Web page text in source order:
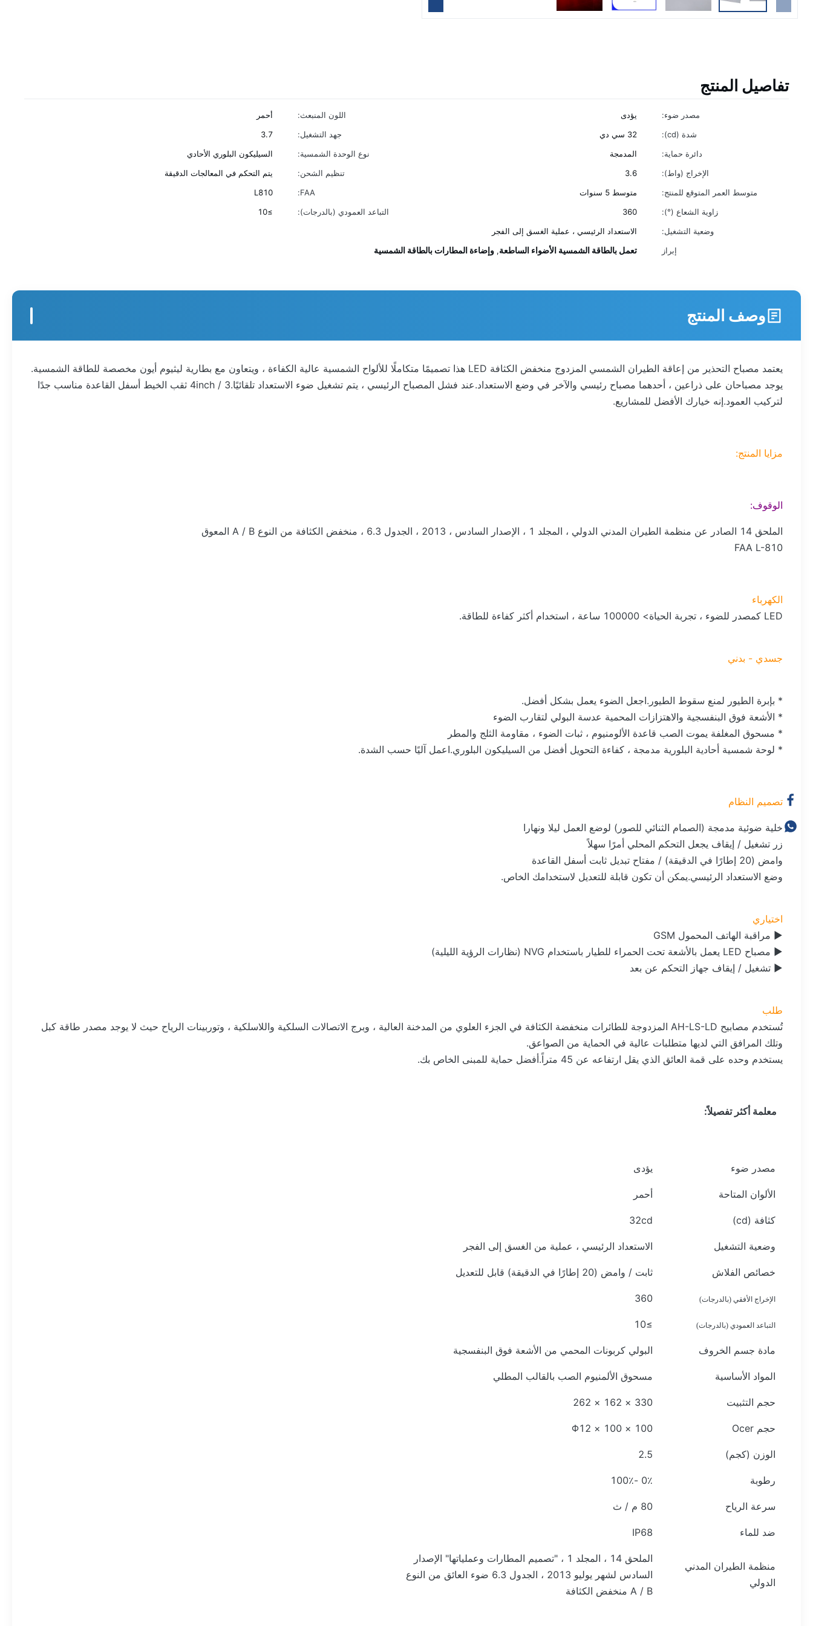
تفاصيل المنتج
مصدر ضوء: يؤدى اللون المنبعث:
أحمر
شدة (cd):
32 سي دي جهد التشغيل:
3.7
دائرة حماية:
المدمجة نوع الوحدة الشمسية:
السيليكون البلوري الأحادي
الإخراج (واط):
3.6 تنظيم الشحن:
يتم التحكم في المعالجات الدقيقة
متوسط ​​العمر المتوقع للمنتج:
متوسط ​​5 سنوات FAA:
L810
زاوية الشعاع (°):
360 التباعد العمودي (بالدرجات):
≥10
وضعية التشغيل:
الاستعداد الرئيسي ، عملية الغسق إلى الفجر
إبراز
تعمل بالطاقة الشمسية الأضواء الساطعة, وإضاءة المطارات بالطاقة الشمسية
وصف المنتج
يعتمد مصباح التحذير من إعاقة الطيران الشمسي المزدوج منخفض الكثافة LED هذا تصميمًا متكاملًا للألواح الشمسية عالية الكفاءة ، ويتعاون مع بطارية ليثيوم أيون مخصصة للطاقة الشمسية.
يوجد مصباحان على ذراعين ، أحدهما مصباح رئيسي والآخر في وضع الاستعداد.عند فشل المصباح الرئيسي ، يتم تشغيل ضوء الاستعداد تلقائيًا.3 / 4inch ثقب الخيط أسفل القاعدة مناسب جدًا
لتركيب العمود.إنه خيارك الأفضل للمشاريع.
مزايا المنتج:
الوقوف:
الملحق 14 الصادر عن منظمة الطيران المدني الدولي ، المجلد 1 ، الإصدار السادس ، 2013 ، الجدول 6.3 ، منخفض الكثافة من النوع A / B المعوق
FAA L-810
الكهرباء
LED كمصدر للضوء ، تجربة الحياة> 100000 ساعة ، استخدام أكثر كفاءة للطاقة.
جسدي - بدني
* بإبرة الطيور لمنع سقوط الطيور.اجعل الضوء يعمل بشكل أفضل.
* الأشعة فوق البنفسجية والاهتزازات المحمية عدسة البولي لتقارب الضوء
* مسحوق المغلفة يموت الصب قاعدة الألومنيوم ، ثبات الضوء ، مقاومة الثلج والمطر
* لوحة شمسية أحادية البلورية مدمجة ، كفاءة التحويل أفضل من السيليكون البلوري.اعمل آليًا حسب الشدة.
تصميم النظام
خلية ضوئية مدمجة (الصمام الثنائي للصور) لوضع العمل ليلا ونهارا
زر تشغيل / إيقاف يجعل التحكم المحلي أمرًا سهلاً
وامض (20 إطارًا في الدقيقة) / مفتاح تبديل ثابت أسفل القاعدة
وضع الاستعداد الرئيسي.يمكن أن تكون قابلة للتعديل لاستخدامك الخاص.
اختياري
► مراقبة الهاتف المحمول GSM
► مصباح LED يعمل بالأشعة تحت الحمراء للطيار باستخدام NVG (نظارات الرؤية الليلية)
► تشغيل / إيقاف جهاز التحكم عن بعد
طلب
تُستخدم مصابيح AH-LS-LD المزدوجة للطائرات منخفضة الكثافة في الجزء العلوي من المدخنة العالية ، وبرج الاتصالات السلكية واللاسلكية ، وتوربينات الرياح حيث لا يوجد مصدر طاقة كبل
وتلك المرافق التي لديها متطلبات عالية في الحماية من الصواعق.
يستخدم وحده على قمة العائق الذي يقل ارتفاعه عن 45 متراً.أفضل حماية للمبنى الخاص بك.
معلمة أكثر تفصيلاً:
مصدر ضوء يؤدى
الألوان المتاحة أحمر
كثافة (cd) 32cd
وضعية التشغيل الاستعداد الرئيسي ، عملية من الغسق إلى الفجر
خصائص الفلاش ثابت / وامض (20 إطارًا في الدقيقة) قابل للتعديل
الإخراج الأفقي (بالدرجات) 360
التباعد العمودي (بالدرجات) ≥10
مادة جسم الخروف البولي كربونات المحمي من الأشعة فوق البنفسجية
المواد الأساسية مسحوق الألمنيوم الصب بالقالب المطلي
حجم التثبيت 330 × 162 × 262
حجم Ocer 100 × 100 × Φ12
الوزن (كجم) 2.5
رطوبة 0٪ -100٪
سرعة الرياح 80 م / ث
ضد للماء IP68
منظمة الطيران المدني
الدولي
الملحق 14 ، المجلد 1 ، "تصميم المطارات وعملياتها" الإصدار
السادس لشهر يوليو 2013 ، الجدول 6.3 ضوء العائق من النوع
A / B منخفض الكثافة